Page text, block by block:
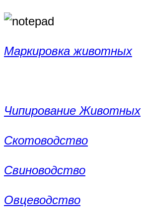
Маркировка животных
Чипирование Животных
Скотоводство
Свиноводство
Овцеводство